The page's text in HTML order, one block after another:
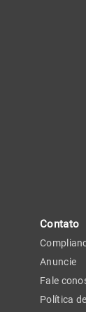
Contato
Anuncie
Fale
Política